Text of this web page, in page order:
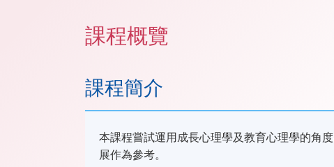
課程概覽
課程簡介
本課程嘗試運用成長心理學及教育心理學的角
展作為參考。